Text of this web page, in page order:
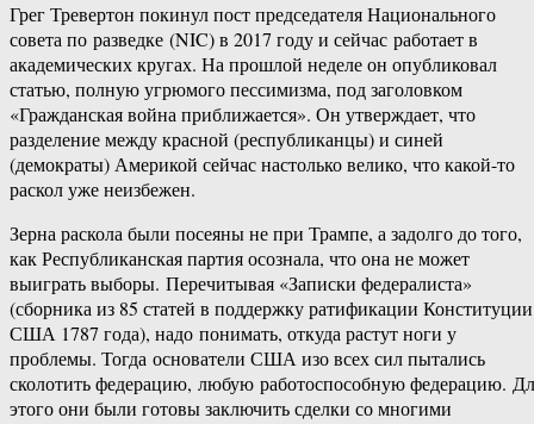
Грег Тревертон покинул пост председателя Национального
совета по разведке (NIC) в 2017 году и сейчас работает в
академических кругах. На прошлой неделе он опубликовал
статью, полную угрюмого пессимизма, под заголовком
«Гражданская война приближается». Он утверждает, что
разделение между красной (республиканцы) и синей
(демократы) Америкой сейчас настолько велико, что какой-​то
раскол уже неизбежен.
Зерна раскола были посеяны не при Трампе, а задолго до того,
как Республиканская партия осознала, что она не может
выиграть выборы. Перечитывая «Записки федералиста»
(сборника из 85 статей в поддержку ратификации Конституции
США 1787 года), надо понимать, откуда растут ноги у
проблемы. Тогда основатели США изо всех сил пытались
сколотить федерацию, любую работоспособную федерацию.
этого они были готовы заключить сделки со многими